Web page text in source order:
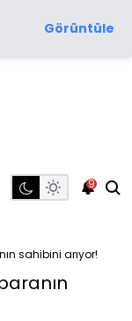
Görüntüle
9
sahibini arıyor!